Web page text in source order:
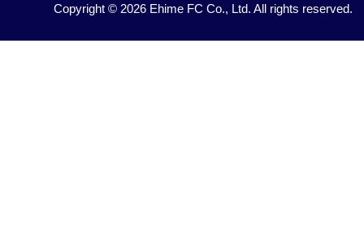
Copyright © 2026 Ehime FC Co., Ltd. All rights reserved.